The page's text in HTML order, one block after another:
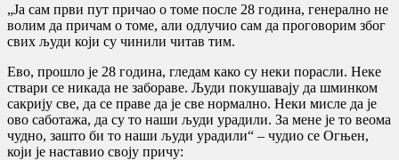
„Ја сам први пут причао о томе после 28 година, генерално не
волим да причам о томе, али одлучио сам да проговорим због
свих људи који су чинили читав тим.
Ево, прошло је 28 година, гледам како су неки порасли. Неке
ствари се никада не забораве. Људи покушавају да шминком
сакрију све, да се праве да је све нормално. Неки мисле да је
ово саботажа, да су то наши људи урадили. За мене је то веома
чудно, зашто би то наши људи урадили“ – чудио се Огњен,
који је наставио своју причу: